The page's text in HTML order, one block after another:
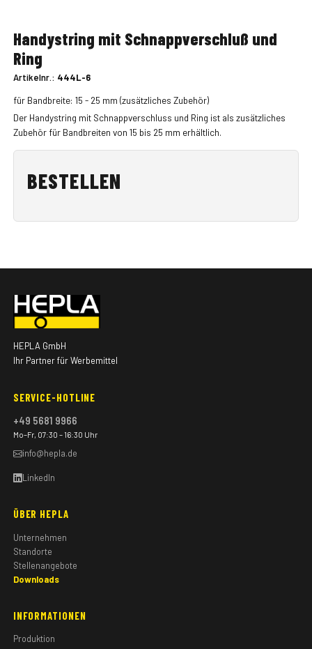
Handystring mit Schnappverschluß und
Ring
Artikelnr.: 444L-6
für Bandbreite: 15 - 25 mm (zusätzliches Zubehör)
Der Handystring mit Schnappverschluss und Ring ist als zusätzliches
Zubehör für Bandbreiten von 15 bis 25 mm erhältlich.
BESTELLEN
HEPLA GmbH
Ihr Partner für Werbemittel
SERVICE-HOTLINE
+49 5681 9966
Mo–Fr, 07:30 – 16:30 Uhr
info@hepla.de
LinkedIn
ÜBER HEPLA
Unternehmen
Standorte
Stellenangebote
Downloads
INFORMATIONEN
Produktion